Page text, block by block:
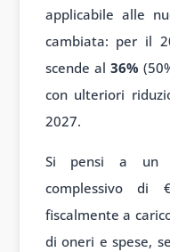
applicabile alle
cambiata: per il
scende al 36%
con ulteriori
2027.
Si pensi a un
complessivo di
fiscalmente a
di oneri e spese,